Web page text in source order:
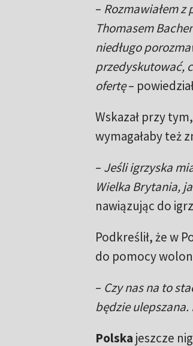
– Rozmawiałem z
Thomasem
niedługo
przedyskutować,
ofertę–
Wskazał przy
wymagałaby też
– Jeśli igrzyska
Wielka Brytania,
nawiązując do
Podkreślił, że w
do pomocy
– Czy nas na to
będzie ulepszana.
Polska jeszcze